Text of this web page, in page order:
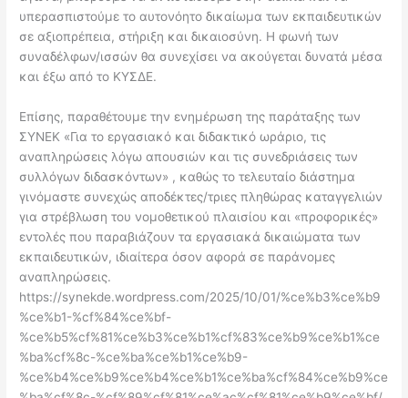
υπερασπιστούμε το αυτονόητο δικαίωμα των εκπαιδευτικών
σε αξιοπρέπεια, στήριξη και δικαιοσύνη. Η φωνή των
συναδέλφων/ισσών θα συνεχίσει να ακούγεται δυνατά μέσα
και έξω από το ΚΥΣΔΕ.
Επίσης, παραθέτουμε την ενημέρωση της παράταξης των
ΣΥΝΕΚ «Για το εργασιακό και διδακτικό ωράριο, τις
αναπληρώσεις λόγω απουσιών και τις συνεδριάσεις των
συλλόγων διδασκόντων» , καθώς το τελευταίο διάστημα
γινόμαστε συνεχώς αποδέκτες/τριες πληθώρας καταγγελιών
για στρέβλωση του νομοθετικού πλαισίου και «προφορικές»
εντολές που παραβιάζουν τα εργασιακά δικαιώματα των
εκπαιδευτικών, ιδιαίτερα όσον αφορά σε παράνομες
αναπληρώσεις.
https://synekde.wordpress.com/2025/10/01/%ce%b3%ce%b9
%ce%b1-%cf%84%ce%bf-
%ce%b5%cf%81%ce%b3%ce%b1%cf%83%ce%b9%ce%b1%ce
%ba%cf%8c-%ce%ba%ce%b1%ce%b9-
%ce%b4%ce%b9%ce%b4%ce%b1%ce%ba%cf%84%ce%b9%ce